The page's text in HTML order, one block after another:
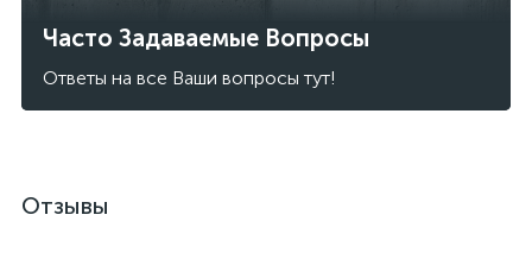
Часто Задаваемые Вопросы
Ответы на все Ваши вопросы тут!
Отзывы